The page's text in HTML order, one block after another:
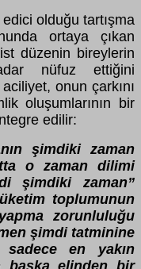
olduğu tartışma
ortaya çıkan
düzenin bireylerin
nüfuz ettiğini
onun çarkını
oluşumlarının bir
edilir:
şimdiki zaman
o zaman dilimi
şimdiki zaman”
toplumunun
zorunluluğu
şimdi tatminine
sadece en yakın